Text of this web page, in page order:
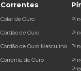
Correntes
Colar de Ouro
Cordão de Ouro
Cordão de Ouro Masculino
Corrente de Ouro